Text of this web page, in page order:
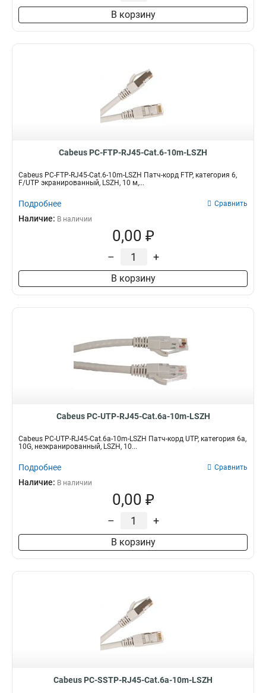
В корзину
Cabeus PC-FTP-RJ45-Cat.6-10m-LSZH
Cabeus PC-FTP-RJ45-Cat.6-10m-LSZH Патч-корд FTP, категория 6,
F/UTP экранированный, LSZH, 10 м,...
Подробнее Сравнить
Наличие: В наличии
0,00 ₽
– +
В корзину
Cabeus PC-UTP-RJ45-Cat.6a-10m-LSZH
Cabeus PC-UTP-RJ45-Cat.6a-10m-LSZH Патч-корд UTP, категория 6a,
10G, неэкранированный, LSZH, 10...
Подробнее Сравнить
Наличие: В наличии
0,00 ₽
– +
В корзину
Cabeus PC-SSTP-RJ45-Cat.6a-10m-LSZH